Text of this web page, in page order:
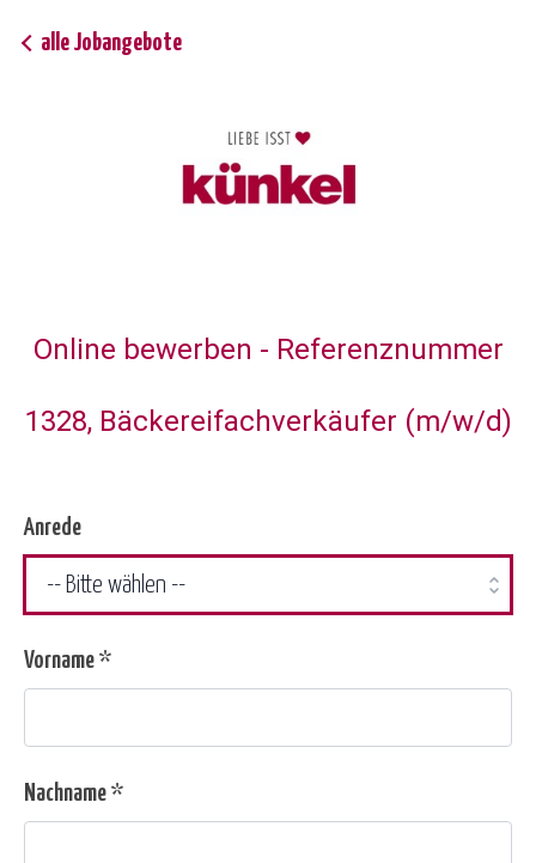
Online bewerben - Referenznummer
1328, Bäckereifachverkäufer (m/w/d)
alle Jobangebote
Anrede
Vorname *
Nachname *